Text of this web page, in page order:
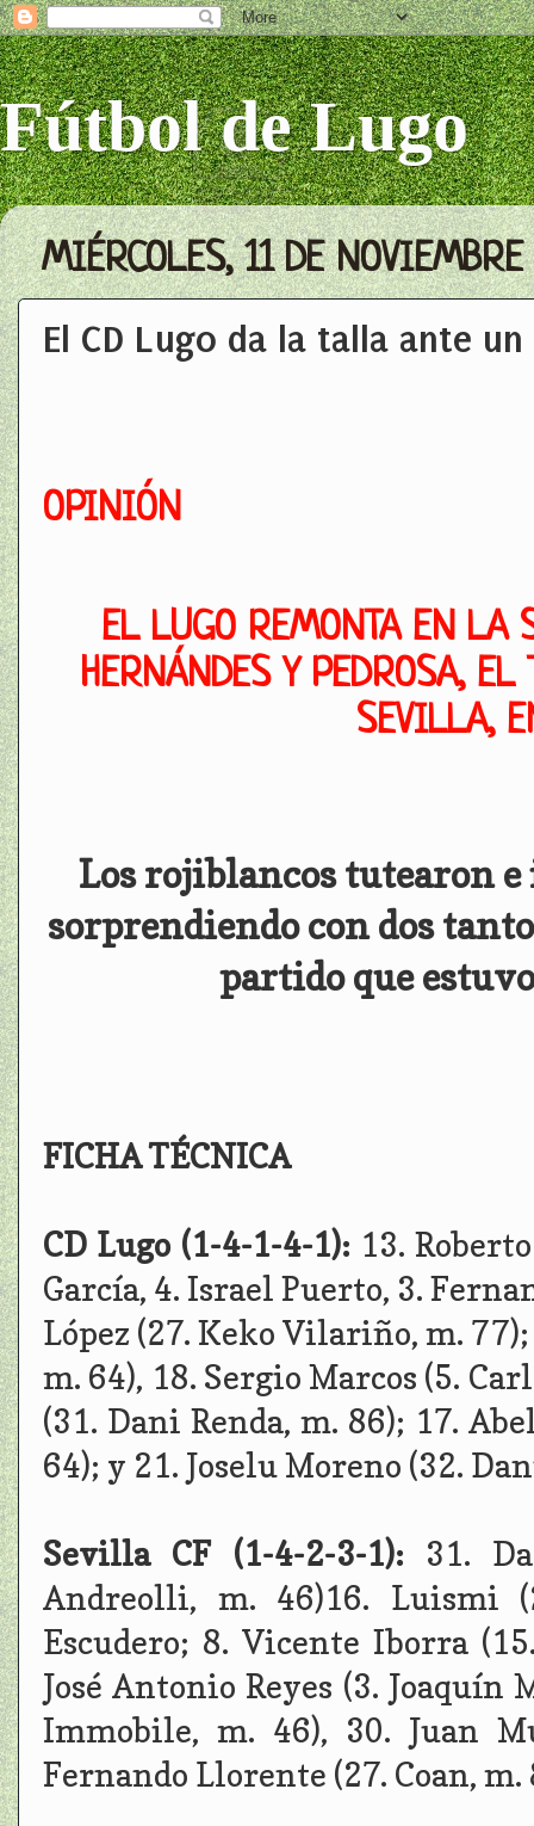
Fútbol de Lugo
MIÉRCOLES, 11 DE
El CD Lugo da la talla ante
OPINIÓN
EL LUGO REMONTA EN LA
HERNÁNDES Y PEDROSA,
SEVILLA,
Los rojiblancos tutearon
sorprendiendo con dos
partido que
FICHA TÉCNICA
CD Lugo (1-4-1-4-1): 13.
García, 4. Israel Puerto, 3.
López (27. Keko Vilariño, m.
m. 64), 18. Sergio Marcos (5.
(31. Dani Renda, m. 86); 17.
64); y 21. Joselu Moreno (32.
Sevilla CF (1-4-2-3-1): 31.
Andreolli, m. 46)16. Luismi
Escudero; 8. Vicente Iborra
José Antonio Reyes (3. Joaquín
Immobile, m. 46), 30. Juan
Fernando Llorente (27. Coan, m.